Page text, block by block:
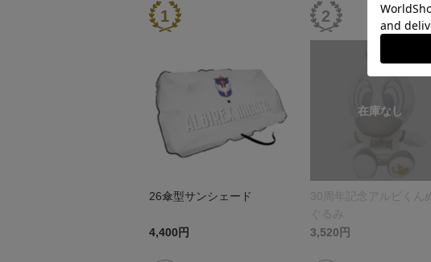
26傘型サンシェード
4,400円
30周年記念アルビくん
ぐるみ
3,520円